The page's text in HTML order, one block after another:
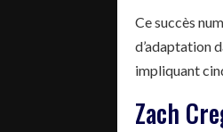
Ce succès
d’adaptation
impliquant
Zach